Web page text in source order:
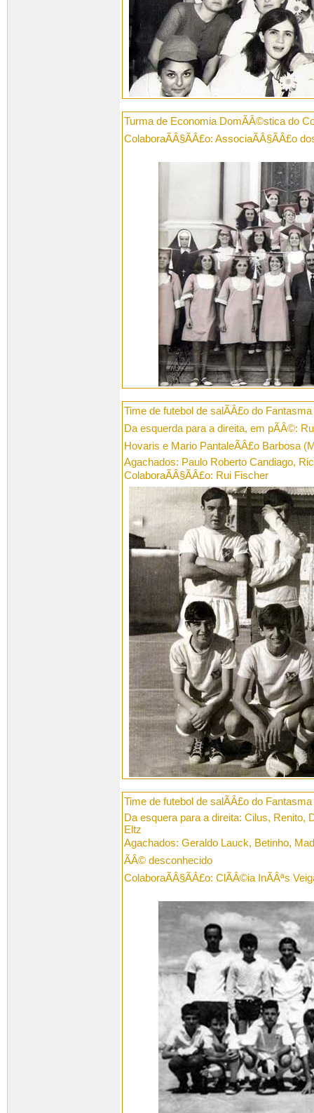
Turma de Economia DomÃÂ©stica do
ColaboraÃÂ§ÃÂ£o: AssociaÃÂ§ÃÂ£o
Time de futebol de salÃÂ£o do
Da esquerda para a direita, em pÃÂ©:
Hovaris e Mario PantaleÃÂ£o Barbosa
Agachados: Paulo Roberto Candiago,
ColaboraÃÂ§ÃÂ£o: Rui Fischer
Time de futebol de salÃÂ£o do Fantasma
Da esquera para a direita: Cilus, Renito,
Eltz
Agachados: Geraldo Lauck, Betinho,
ÃÂ© desconhecido
ColaboraÃÂ§ÃÂ£o: ClÃÂ©ia InÃÂªs